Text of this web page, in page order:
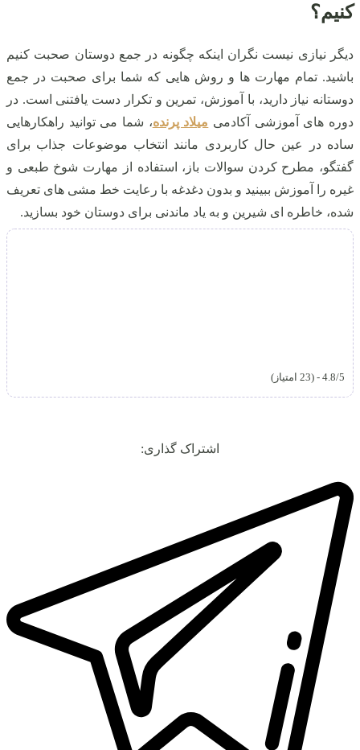
کنیم؟
دیگر نیازی نیست نگران اینکه چگونه در جمع دوستان صحبت کنیم
باشید. تمام مهارت ها و روش هایی که شما برای صحبت در جمع
دوستانه نیاز دارید، با آموزش، تمرین و تکرار دست یافتنی است. در
دوره های آموزشی آکادمی میلاد پرنده، شما می توانید راهکارهایی
ساده در عین حال کاربردی مانند انتخاب موضوعات جذاب برای
گفتگو، مطرح کردن سوالات باز، استفاده از مهارت شوخ طبعی و
غیره را آموزش ببینید و بدون دغدغه با رعایت خط مشی های تعریف
شده، خاطره ای شیرین و به یاد ماندنی برای دوستان خود بسازید.
4.8/5 - (23 امتیاز)
اشتراک گذاری: